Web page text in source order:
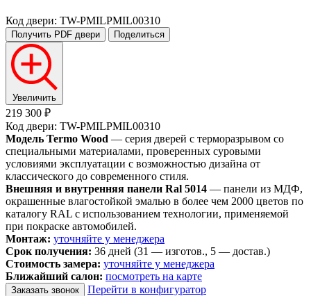
Код двери: TW-PMILPMIL00310
Получить PDF двери Поделиться
Увеличить
219 300 ₽
Код двери: TW-PMILPMIL00310
Модель Termo Wood — серия дверей с терморазрывом со
специальными материалами, проверенных суровыми
условиями эксплуатации с возможностью дизайна от
классического до современного стиля.
Внешняя и внутренняя панели Ral 5014 — панели из МДФ,
окрашенные влагостойкой эмалью в более чем 2000 цветов по
каталогу RAL с использованием технологии, применяемой
при покраске автомобилей.
Монтаж: уточняйте у менеджера
Срок получения: 36 дней (31 — изготов., 5 — достав.)
Стоимость замера: уточняйте у менеджера
Ближайший салон: посмотреть на карте
Заказать звонок
Перейти в конфигуратор